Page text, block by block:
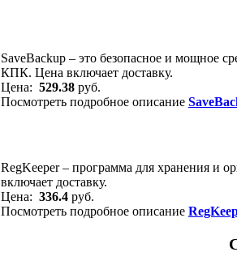
SaveBackup – это безопасное и мощное
КПК. Цена включает доставку.
Цена: 529.38 руб.
Посмотреть подробное описание
RegKeeper – программа для хранения и
включает доставку.
Цена: 336.4 руб.
Посмотреть подробное описание